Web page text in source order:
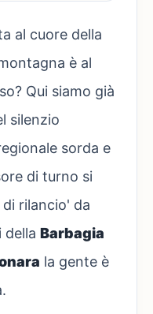
al cuore della
è al
Qui siamo già
silenzio
sorda e
di turno si
rilancio' da
della Barbagia
la gente è